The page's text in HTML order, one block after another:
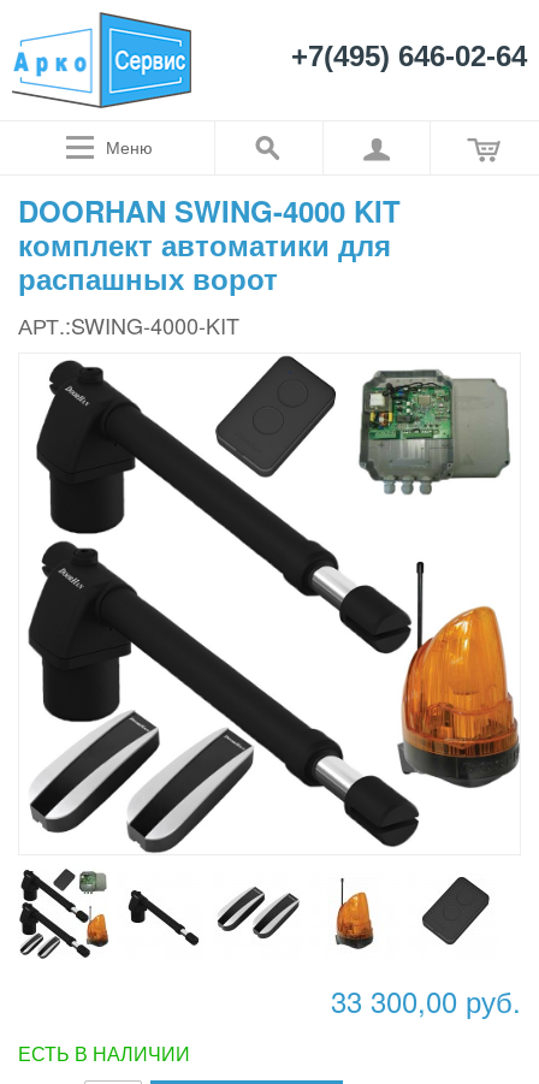
+7(495) 646-02-64
Меню
DOORHAN SWING-4000 KIT
комплект автоматики для
распашных ворот
АРТ.:SWING-4000-KIT
33 300,00 руб.
ЕСТЬ В НАЛИЧИИ